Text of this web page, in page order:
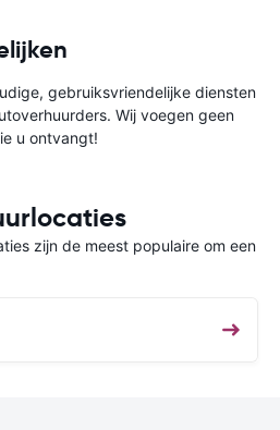
gebruiksvriendelijke diensten
Wij voegen geen
u ontvangt!
zijn de meest populaire om een